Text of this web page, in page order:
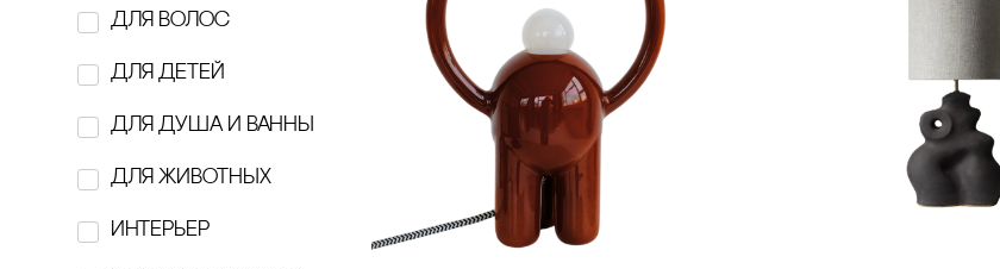
Belugin Sam
BOBBER
‎Breechka Magazine
BUTTERCUPS
cARABINE
Для волос
для детей
для душа и ванны
для животных
интерьер